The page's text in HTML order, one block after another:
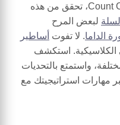
إذا كنت تستمتع بـ Count Control Legends، تحقق من هذه
لبعض المرح
الداما. لا تفوت أساطير
الكلاسيكية. استكشف
واستمتع بالتحديات
مهارات استراتيجيتك مع